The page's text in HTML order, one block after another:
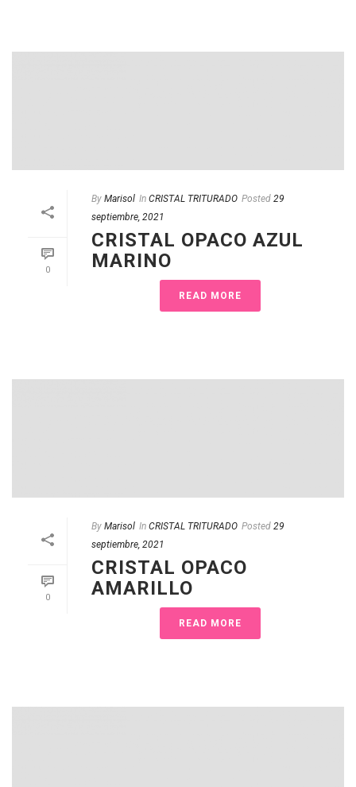
0
By Marisol In CRISTAL TRITURADO Posted 29
septiembre, 2021
CRISTAL OPACO AZUL
MARINO
READ MORE
0
By Marisol In CRISTAL TRITURADO Posted 29
septiembre, 2021
CRISTAL OPACO
AMARILLO
READ MORE